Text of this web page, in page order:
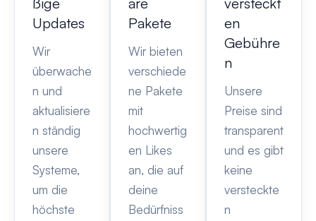
Updates
Wir
überwache
n und
aktualisiere
n ständig
unsere
Systeme,
um die
höchste
Pakete
Wir bieten
verschiede
ne Pakete
mit
hochwertig
en Likes
an, die auf
deine
Bedürfniss
en
Gebühre
n
Unsere
Preise sind
transparent
und es gibt
keine
versteckte
n